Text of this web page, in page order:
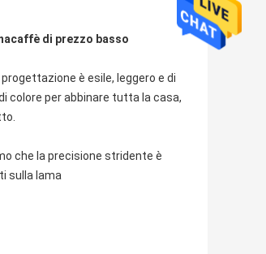
di prezzo basso
è esile, leggero e di
colore per abbinare tutta la casa,
che la precisione stridente è
sulla lama